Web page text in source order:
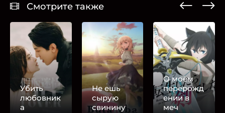
Смотрите также
Убить
любовник
а
Не ешь
сырую
свинину
О моём
перерожд
ении в
меч